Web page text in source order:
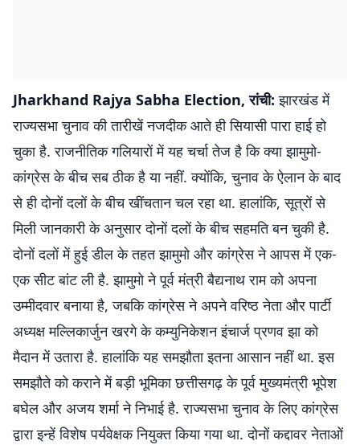
Jharkhand Rajya Sabha Election, रांची: झारखंड में
राज्यसभा चुनाव की तारीखें नजदीक आते ही सियासी पारा हाई हो
चुका है. राजनीतिक गलियारों में यह चर्चा तेज है कि क्या झामुमो-
कांग्रेस के बीच सब ठीक है या नहीं. क्योंकि, चुनाव के ऐलान के बाद
से ही दोनों दलों के बीच खींचतान चल रहा था. हालांकि, सूत्रों से
मिली जानकारी के अनुसार दोनों दलों के बीच सहमति बन चुकी है.
दोनों दलों में हुई डील के तहत झामुमो और कांग्रेस ने आपस में एक-
एक सीट बांट ली है. झामुमो ने पूर्व मंत्री बैद्यनाथ राम को अपना
उम्मीदवार बनाया है, जबकि कांग्रेस ने अपने वरिष्ठ नेता और पार्टी
अध्यक्ष मल्लिकार्जुन खरगे के कम्युनिकेशन इंचार्ज प्रणव झा को
मैदान में उतारा है. हालांकि यह समझौता इतना आसान नहीं था. इस
समझौते को कराने में बड़ी भूमिका छत्तीसगढ़ के पूर्व मुख्यमंत्री भूपेश
बघेल और अजय शर्मा ने निभाई है. राज्यसभा चुनाव के लिए कांग्रेस
द्वारा इन्हें विशेष पर्यवेक्षक नियुक्त किया गया था. दोनों कद्दावर नेताओं